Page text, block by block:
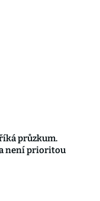
průzkum.
není prioritou